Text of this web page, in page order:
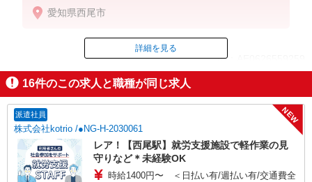
★週払いOK（規定あり）
愛知県西尾市
ID：AE0626559259
掲載期間終了
詳細を見る
16件のこの求人と職種が同じ求人
派遣社員
株式会社kotrio /●NG-H-2030061
NEW
レア！【西尾駅】就労支援施設で軽作業の見
守りなど＊未経験OK
時給1400円〜 ＜日払い有/週払い有/交通費全